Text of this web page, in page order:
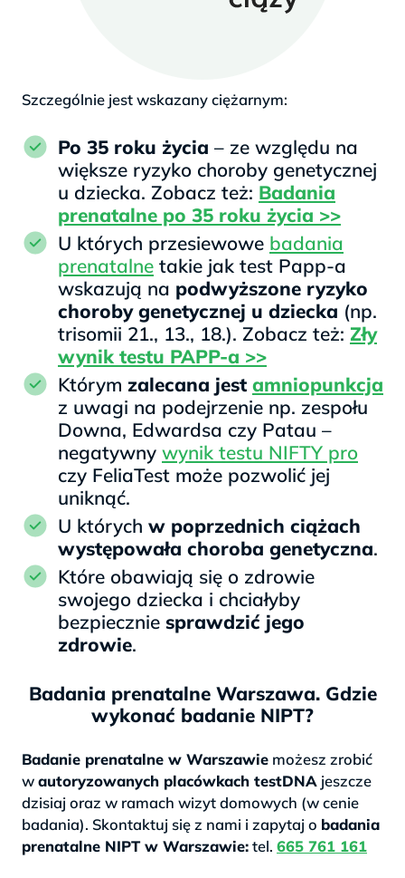
Szczególnie jest wskazany ciężarnym:
Po 35 roku życia – ze względu na
większe ryzyko choroby genetycznej
u dziecka. Zobacz też: Badania
prenatalne po 35 roku życia >>
U których przesiewowe badania
prenatalne takie jak test Papp-a
wskazują na podwyższone ryzyko
choroby genetycznej u dziecka (np.
trisomii 21., 13., 18.). Zobacz też: Zły
wynik testu PAPP-a >>
Którym zalecana jest amniopunkcja
z uwagi na podejrzenie np. zespołu
Downa, Edwardsa czy Patau –
negatywny wynik testu NIFTY pro
czy FeliaTest może pozwolić jej
uniknąć.
U których w poprzednich ciążach
występowała choroba genetyczna.
Które obawiają się o zdrowie
swojego dziecka i chciałyby
bezpiecznie sprawdzić jego
zdrowie.
Badania prenatalne Warszawa. Gdzie
wykonać badanie NIPT?
Badanie prenatalne w Warszawie możesz zrobić
wautoryzowanych placówkach testDNA jeszcze
dzisiaj oraz w ramach wizyt domowych (w cenie
badania). Skontaktuj się z nami i zapytaj o badania
prenatalne NIPT w Warszawie:tel. 665 761 161